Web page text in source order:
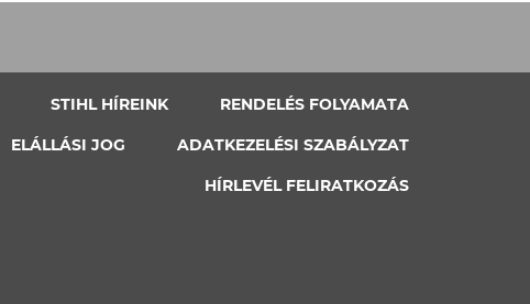
STIHL HÍREINK RENDELÉS FOLYAMATA
ELÁLLÁSI JOG ADATKEZELÉSI SZABÁLYZAT
HÍRLEVÉL FELIRATKOZÁS